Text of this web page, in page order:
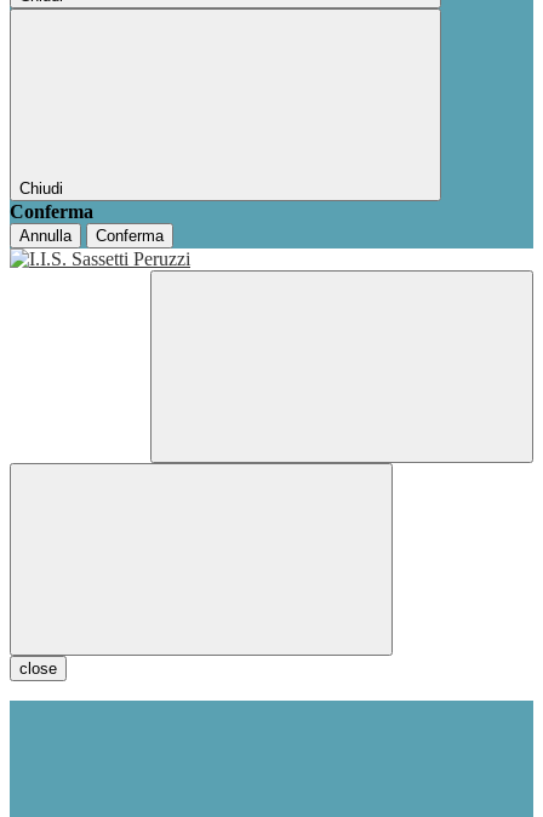
Chiudi
Conferma
Annulla Conferma
close